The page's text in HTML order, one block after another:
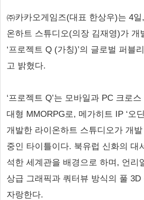
㈜카카오게임즈(대표 한상우)는 4
온하트 스튜디오(의장 김재영)가 개
‘프로젝트 Q (가칭)’의 글로벌 퍼블
고 밝혔다.
‘프로젝트 Q’는 모바일과 PC 크로
대형 MMORPG로, 메가히트 IP ‘오
개발한 라이온하트 스튜디오가 개
중인 타이틀이다. 북유럽 신화의 대
석한 세계관을 배경으로 하며, 언리
상급 그래픽과 쿼터뷰 방식의 풀
자랑한다.